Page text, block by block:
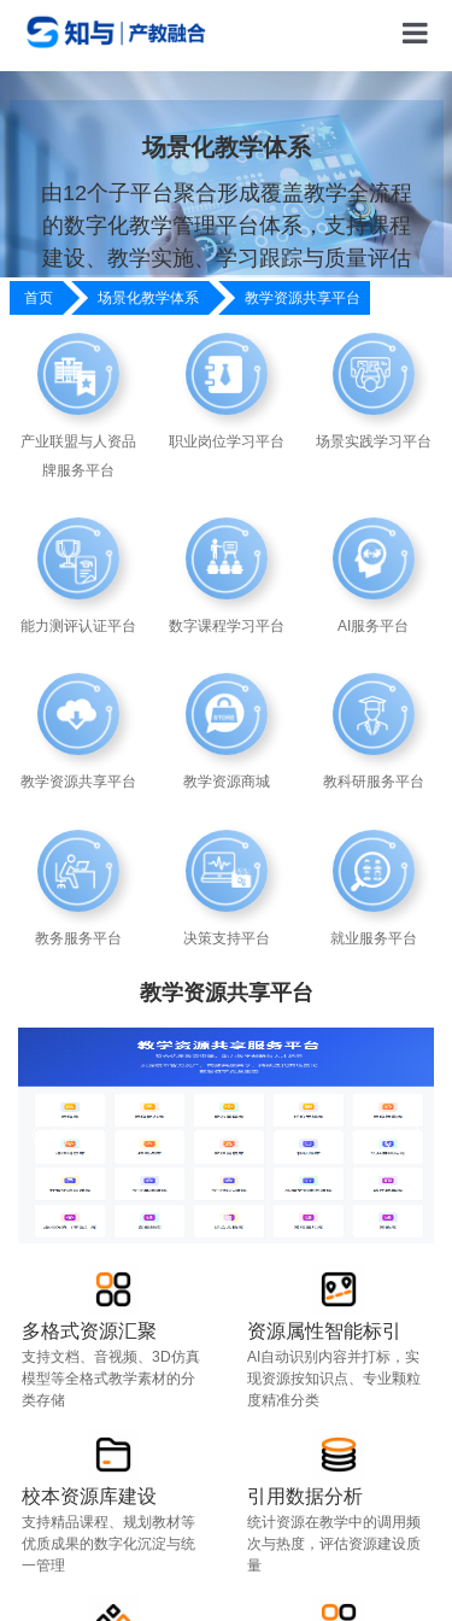
首页
场景化教学体系
场景化教学资源
关于知与
联系我们
场景化教学体系
由12个子平台聚合形成覆盖教学全流程
的数字化教学管理平台体系，支持课程
建设、教学实施、学习跟踪与质量评估
首页 场景化教学体系 教学资源共享平台
教学资源共享平台
多格式资源汇聚
支持文档、音视频、3D仿真
模型等全格式教学素材的分
类存储
资源属性智能标引
AI自动识别内容并打标，实
现资源按知识点、专业颗粒
度精准分类
校本资源库建设
支持精品课程、规划教材等
优质成果的数字化沉淀与统
一管理
引用数据分析
统计资源在教学中的调用频
次与热度，评估资源建设质
量
产业联盟与人资品
牌服务平台
职业岗位学习平台 场景实践学习平台
能力测评认证平台 数字课程学习平台 AI服务平台
教学资源共享平台 教学资源商城 教科研服务平台
教务服务平台 决策支持平台 就业服务平台